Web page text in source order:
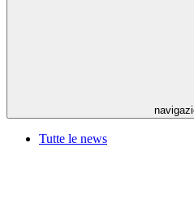
Tutte le news